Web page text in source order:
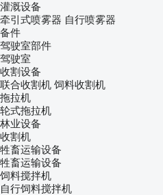
灌溉设备
牵引式喷雾器 自行喷雾器
备件
驾驶室部件
驾驶室
收割设备
联合收割机 饲料收割机
拖拉机
轮式拖拉机
林业设备
收割机
牲畜运输设备
牲畜运输设备
饲料搅拌机
自行饲料搅拌机